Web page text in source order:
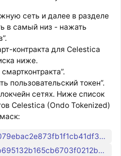
сеть и далее в разделе
в самый низ - нажать
контракта для Celestica
ниже.
пользовательский токен”.
сетях. Ниже список
Celestica (Ondo Tokenized)
0x1630281079ebac2e873fb1f1cb41df3d0e451e23
0x7b695132b165cb6703f0212bbb1e91a782526156